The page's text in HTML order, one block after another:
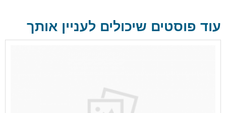
עוד פוסטים שיכולים לעניין אותך